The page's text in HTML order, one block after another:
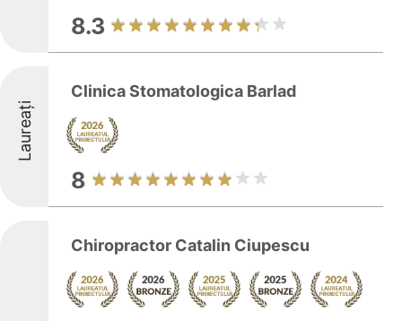
8.3
Laureați
Clinica Stomatologica Barlad
8
Chiropractor Catalin Ciupescu